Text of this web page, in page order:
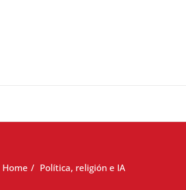
Home Política, religión e IA